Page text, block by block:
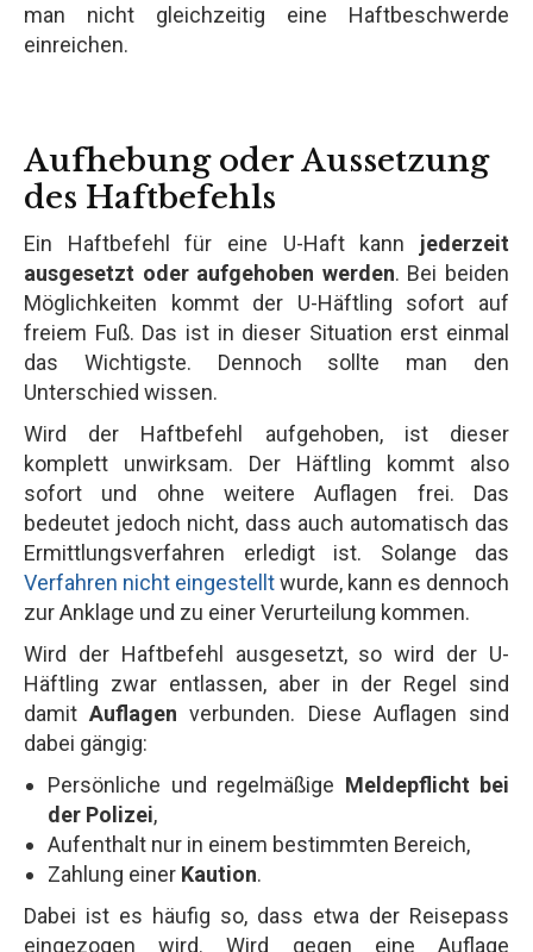
Zur kostenlosen
Ersteinschätzung
Jetzt Anrufen
man nicht gleichzeitig eine Haftbeschwerde
einreichen.
Aufhebung oder Aussetzung
des Haftbefehls
Ein Haftbefehl für eine U-Haft kann jederzeit
ausgesetzt oder aufgehoben werden. Bei beiden
Möglichkeiten kommt der U-Häftling sofort auf
freiem Fuß. Das ist in dieser Situation erst einmal
das Wichtigste. Dennoch sollte man den
Unterschied wissen.
Wird der Haftbefehl aufgehoben, ist dieser
komplett unwirksam. Der Häftling kommt also
sofort und ohne weitere Auflagen frei. Das
bedeutet jedoch nicht, dass auch automatisch das
Ermittlungsverfahren erledigt ist. Solange das
Verfahren nicht eingestelltwurde, kann es dennoch
zur Anklage und zu einer Verurteilung kommen.
Wird der Haftbefehl ausgesetzt, so wird der U-
Häftling zwar entlassen, aber in der Regel sind
damitAuflagen verbunden. Diese Auflagen sind
dabei gängig:
Persönliche und regelmäßige Meldepflicht bei
der Polizei,
Aufenthalt nur in einem bestimmten Bereich,
Zahlung einer Kaution.
Dabei ist es häufig so, dass etwa der Reisepass
eingezogen wird. Wird gegen eine Auflage